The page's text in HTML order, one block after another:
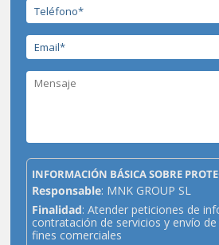
INFORMACIÓN BÁSICA SOBRE
Responsable: MNK GROUP SL
Finalidad: Atender peticiones de
contratación de servicios y envío
fines comerciales